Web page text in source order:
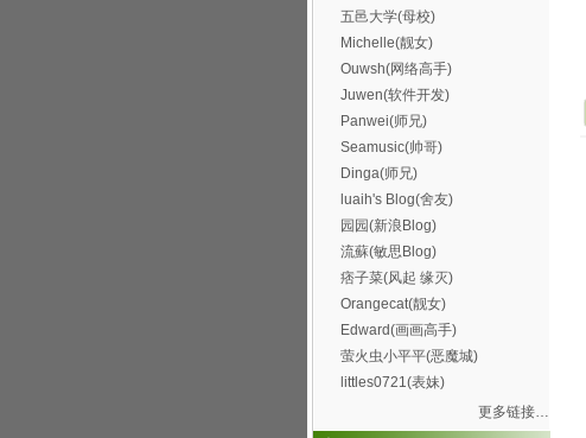
五邑大学(母校)
Michelle(靓女)
Ouwsh(网络高手)
Juwen(软件开发)
Panwei(师兄)
Seamusic(帅哥)
Dinga(师兄)
luaih's Blog(舍友)
园园(新浪Blog)
流蘇(敏思Blog)
痞子菜(风起 缘灭)
Orangecat(靓女)
Edward(画画高手)
萤火虫小平平(恶魔城)
littles0721(表妹)
更多链接…